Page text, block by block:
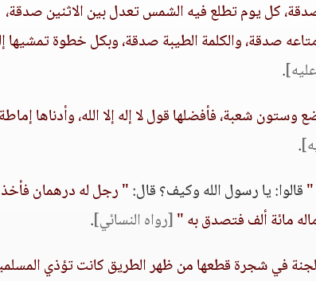
كل يوم تطلع فيه الشمس تعدل بين الاثنين صدقة،
صدقة، والكلمة الطيبة صدقة، وبكل خطوة تمشيها
.
شعبة، فأفضلها قول لا إله إلا الله، وأدناها
.
"قالوا: يا رسول الله وكيف؟ قال:" رجل له درهمان فأخذ
مائة ألف فتصدق به "[رواه النسائي].
في شجرة قطعها من ظهر الطريق كانت تؤذي